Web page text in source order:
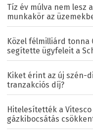
Tíz év múlva nem lesz
munkakör az
Közel félmilliárd tonna
segítette ügyfeleit a
Kiket érint az új szén-
tranzakciós díj?
Hitelesítették a
gázkibocsátás